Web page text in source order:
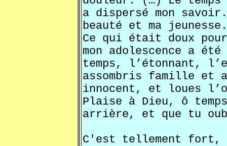
a dispersé mon
beauté et ma
Ce qui était doux
mon adolescence a
temps, l’étonnant,
assombris famille et
innocent, et loues
Plaise à Dieu, ô
arrière, et que tu
C'est tellement fort,